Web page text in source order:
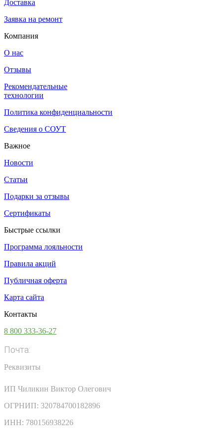
Доставка
Заявка на ремонт
Компания
О нас
Отзывы
Рекомендательные
технологии
Политика конфиденциальности
Сведения о СОУТ
Важное
Новости
Статьи
Подарки за отзывы
Сертификаты
Быстрые ссылки
Программа лояльности
Правила акций
Публичная оферта
Карта сайта
Контакты
8 800 333-36-27
Почта:
Реквизиты
ИП Чиликин Виктор Олегович
ОГРНИП: 320784700182896
ИНН: 780156938226